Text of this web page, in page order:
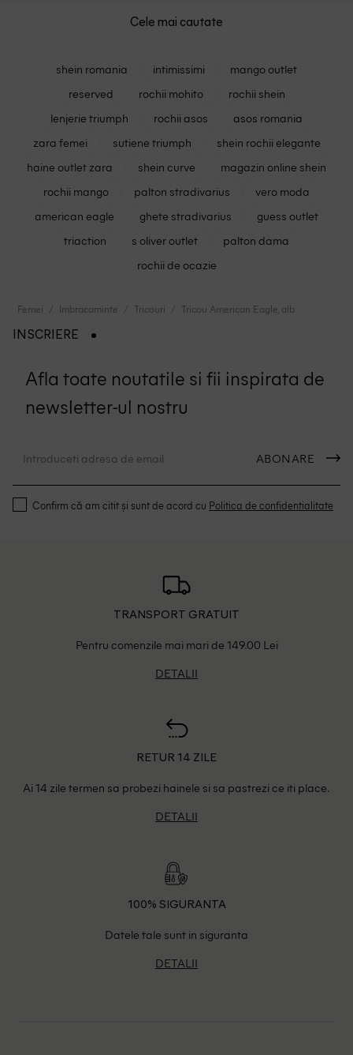
Cele mai cautate
shein romania intimissimi
mango outlet
reserved
rochii mohito
rochii shein
lenjerie triumph
rochii asos
asos romania
zara femei
sutiene triumph
shein rochii elegante
haine outlet zara
shein curve
magazin online shein
rochii mango
palton stradivarius
vero moda
american eagle
ghete stradivarius
guess outlet
triaction
s oliver outlet
palton dama
rochii de ocazie
Femei Imbracaminte Tricouri Tricou American Eagle, alb
INSCRIERE
Afla toate noutatile si fii inspirata de
newsletter-ul nostru
ABONARE
Confirm că am citit și sunt de acord cu Politica de confidentialitate
TRANSPORT GRATUIT
Pentru comenzile mai mari de 149.00 Lei
DETALII
RETUR 14 ZILE
Ai 14 zile termen sa probezi hainele si sa pastrezi ce iti place.
DETALII
100% SIGURANTA
Datele tale sunt in siguranta
DETALII